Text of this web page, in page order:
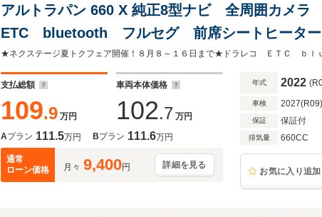
アルトラパン 660 X 純正8型ナビ 全周囲カメ
ETC bluetooth フルセグ 前席シートヒータ
ト オートエアコン スマートキー 電動格納ミ
支払総額
109.9 万円
車両本体価格
102.7 万円
Aプラン 111.5万円 Bプラン 111.6万円
通常
ローン価格
月々 9,400円 詳細を見る
年式 2022
車検
保証 保証付
排気量 660CC
お気に入り追加